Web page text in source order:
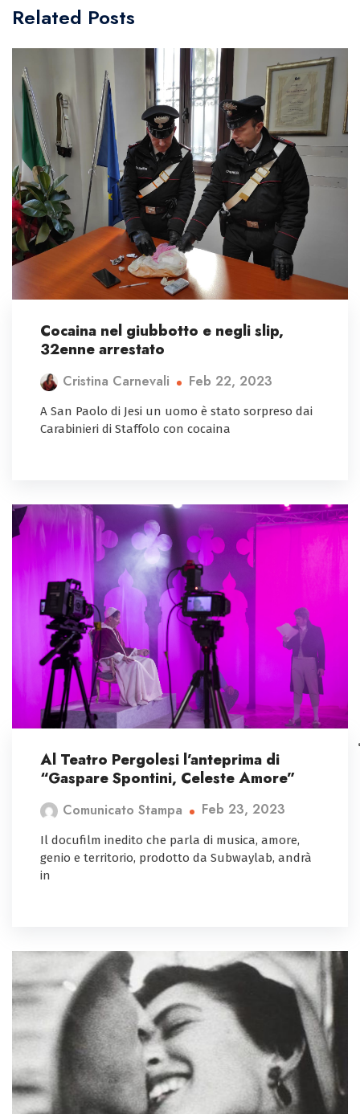
Related Posts
Cocaina nel giubbotto e negli slip,
32enne arrestato
Cristina Carnevali Feb 22, 2023
A San Paolo di Jesi un uomo è stato sorpreso dai
Carabinieri di Staffolo con cocaina
Al Teatro Pergolesi l’anteprima di
“Gaspare Spontini, Celeste Amore”
Comunicato Stampa Feb 23, 2023
Il docufilm inedito che parla di musica, amore,
genio e territorio, prodotto da Subwaylab, andrà
in